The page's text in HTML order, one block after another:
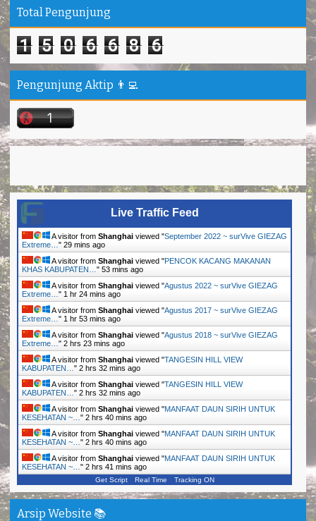
Total Pengunjung
1 5 0 6 6 8 6
Pengunjung Aktip 👨‍💻
Live Traffic Feed
A visitor from Shanghai viewed "September 2022 ~ surVive GIEZAG
Extreme… " 29 mins ago
A visitor from Shanghai viewed "PENCOK KACANG MAKANAN
KHAS KABUPATEN… " 54 mins ago
A visitor from Shanghai viewed "Agustus 2022 ~ surVive GIEZAG
Extreme… " 1 hr 24 mins ago
A visitor from Shanghai viewed "Agustus 2017 ~ surVive GIEZAG
Extreme… " 1 hr 53 mins ago
A visitor from Shanghai viewed "Agustus 2018 ~ surVive GIEZAG
Extreme… " 2 hrs 23 mins ago
A visitor from Shanghai viewed "TANGESIN HILL VIEW
KABUPATEN… " 2 hrs 32 mins ago
A visitor from Shanghai viewed "TANGESIN HILL VIEW
KABUPATEN… " 2 hrs 32 mins ago
A visitor from Shanghai viewed "MANFAAT DAUN SIRIH UNTUK
KESEHATAN ~… " 2 hrs 41 mins ago
A visitor from Shanghai viewed "MANFAAT DAUN SIRIH UNTUK
KESEHATAN ~… " 2 hrs 41 mins ago
A visitor from Shanghai viewed "MANFAAT DAUN SIRIH UNTUK
KESEHATAN ~… " 2 hrs 41 mins ago
Get Script Real Time Tracking ON
Arsip Website 📚